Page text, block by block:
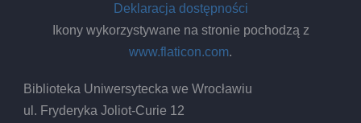
Deklaracja dostępności
Ikony wykorzystywane na stronie pochodzą z
www.flaticon.com.
Biblioteka Uniwersytecka we Wrocławiu
ul. Fryderyka Joliot-Curie 12